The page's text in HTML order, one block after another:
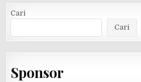
Cari
Cari
Sponsor